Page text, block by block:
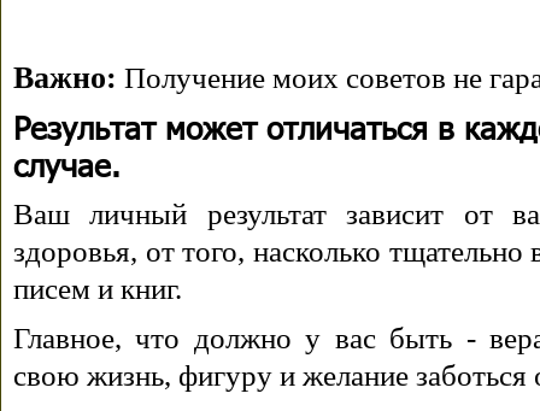
Важно: Получение моих советов не
Результат может отличаться в
случае.
Ваш личный результат зависит от
здоровья, от того, насколько
писем и книг.
Главное, что должно у вас быть -
свою жизнь, фигуру и желание заботься